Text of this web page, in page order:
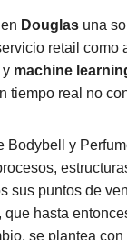
Douglas una
retail
y machine
tiempo real no
Bodybell y
sus puntos de
hasta
se plantea